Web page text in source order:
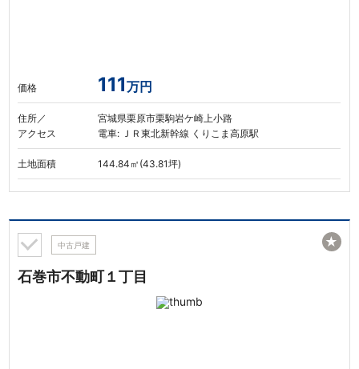
価格 111万円
住所／
アクセス
宮城県栗原市栗駒岩ケ崎上小路
電車: ＪＲ東北新幹線 くりこま高原駅
土地面積 144.84㎡(43.81坪)
中古戸建
石巻市不動町１丁目
★